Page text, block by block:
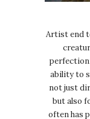
Artist end
ability to
not just
but also
often has